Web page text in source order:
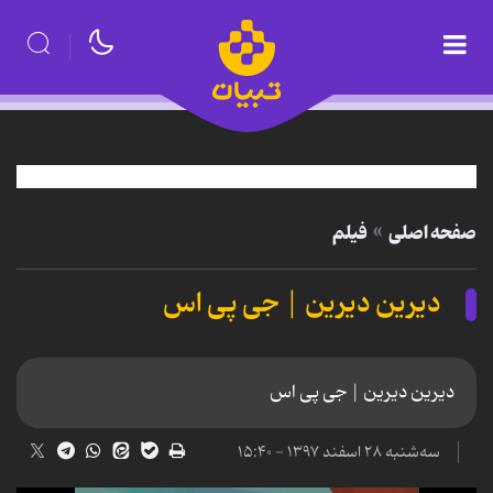
صفحه اصلی فیلم
دیرین دیرین | جی پی اس
دیرین دیرین | جی پی اس
سه‌شنبه ۲۸ اسفند ۱۳۹۷ - ۱۵:۴۰